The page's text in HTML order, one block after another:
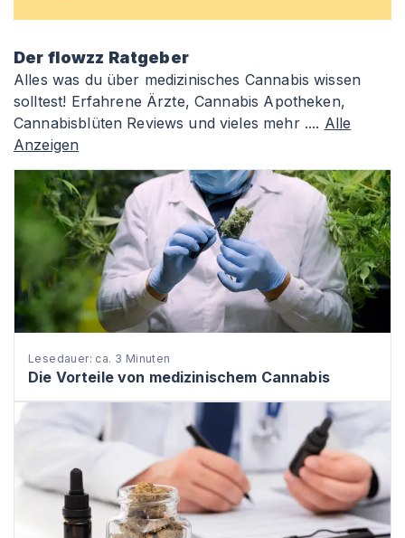
Der flowzz Ratgeber
Alles was du über medizinisches Cannabis wissen
solltest! Erfahrene Ärzte, Cannabis Apotheken,
Cannabisblüten Reviews und vieles mehr .... Alle
Anzeigen
Lesedauer: ca. 3 Minuten
Die Vorteile von medizinischem Cannabis